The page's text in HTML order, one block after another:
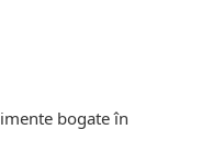
bogate în